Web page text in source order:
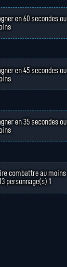
en 60 secondes ou
en 45 secondes ou
en 35 secondes ou
combattre au moins
personnage(s) 1